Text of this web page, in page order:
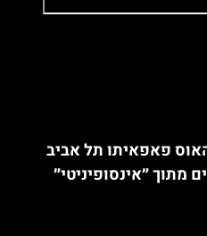
האוס פאפאיתו תל אביב
מתוך ״אינסופיניטי״